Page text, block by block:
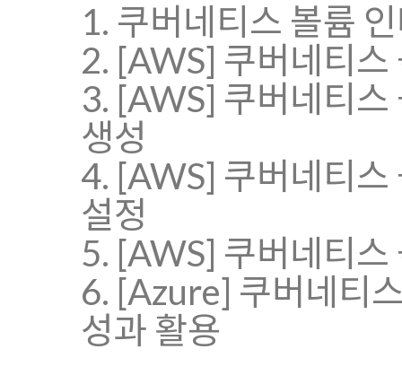
1. 쿠버네티스 볼륨
2. [AWS] 쿠버네티스
3. [AWS] 쿠버네티스
생성
4. [AWS] 쿠버네티스
설정
5. [AWS] 쿠버네티스
6. [Azure] 쿠버네티
성과 활용